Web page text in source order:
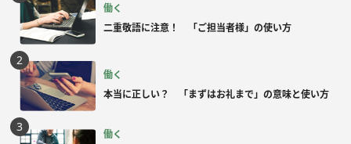
働く
二重敬語に注意！ 「ご担当者様」の使い方
働く
本当に正しい？ 「まずはお礼まで」の意味と使い方
働く